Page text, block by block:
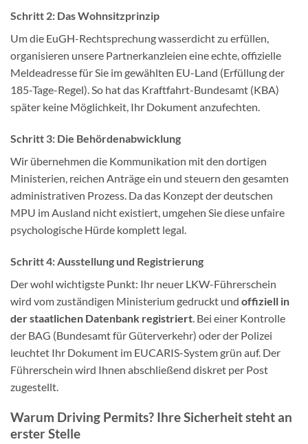
Schritt 2: Das Wohnsitzprinzip
Um die EuGH-Rechtsprechung wasserdicht zu erfüllen,
organisieren unsere Partnerkanzleien eine echte, offizielle
Meldeadresse für Sie im gewählten EU-Land (Erfüllung der
185-Tage-Regel). So hat das Kraftfahrt-Bundesamt (KBA)
später keine Möglichkeit, Ihr Dokument anzufechten.
Schritt 3: Die Behördenabwicklung
Wir übernehmen die Kommunikation mit den dortigen
Ministerien, reichen Anträge ein und steuern den gesamten
administrativen Prozess. Da das Konzept der deutschen
MPU im Ausland nicht existiert, umgehen Sie diese unfaire
psychologische Hürde komplett legal.
Schritt 4: Ausstellung und Registrierung
Der wohl wichtigste Punkt: Ihr neuer LKW-Führerschein
wird vom zuständigen Ministerium gedruckt und offiziell in
der staatlichen Datenbank registriert . Bei einer Kontrolle
der BAG (Bundesamt für Güterverkehr) oder der Polizei
leuchtet Ihr Dokument im EUCARIS-System grün auf. Der
Führerschein wird Ihnen abschließend diskret per Post
zugestellt.
Warum Driving Permits? Ihre Sicherheit steht an
erster Stelle